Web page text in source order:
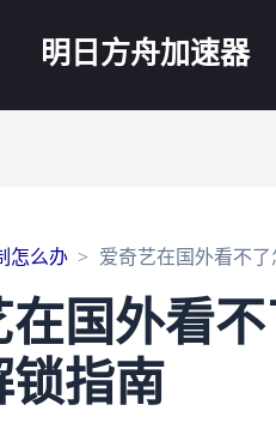
明日方舟加速器
怎么办 爱奇艺在国外看不
在国外看
锁指南